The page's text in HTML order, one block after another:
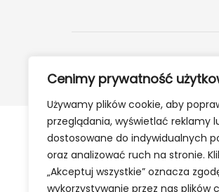
Cenimy prywatność
Używamy plików cookie, aby
przeglądania, wyświetlać reklamy
dostosowane do indywidualnych
oraz analizować ruch na stronie.
„Akceptuj wszystkie” oznacza
wykorzystywanie przez nas plików